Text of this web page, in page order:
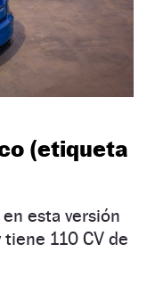
(etiqueta
esta versión
110 CV de